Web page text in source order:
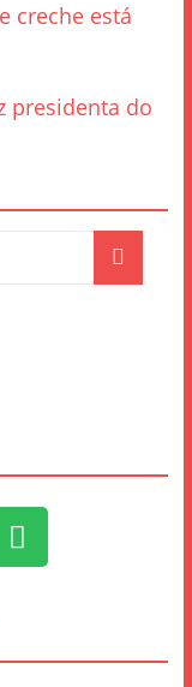
creche está
presidenta do